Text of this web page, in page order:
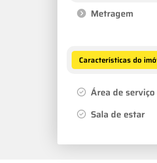
Metragem
Características do
Área de serviço
Sala de estar